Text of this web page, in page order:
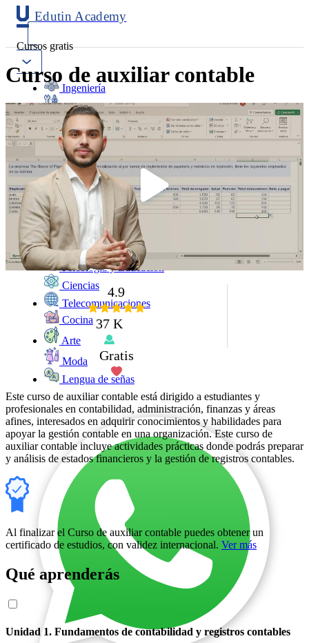
Edutin Academy
Cursos gratis
Ingeniería
Mantenimiento
Software
Diseño
Negocios
Salud
Programación
Marketing
Idiomas
Deporte
Psicología y Educación
Ciencias
Telecomunicaciones
Cocina
Arte
Moda
Lengua de señas
Curso de auxiliar contable
4.9
37 K
Gratis
Este curso de auxiliar contable está dirigido a estudiantes y
profesionales en contabilidad, administración, finanzas y áreas
afines, interesados en adquirir conocimientos y habilidades para
apoyar la gestión contable en una organización. Este curso de
auxiliar contable incluye actividades prácticas donde podrás preparar
y análisis de estados financieros y la gestión de registros contables.
Al finalizar el Curso de auxiliar contable puedes obtener un
certificado de estudios, con validez internacional. Ver más
Qué aprenderás
Unidad 1. Fundamentos de contabilidad y registros contables